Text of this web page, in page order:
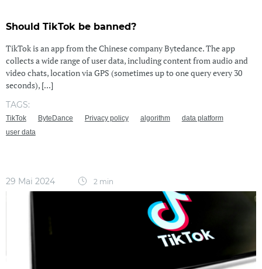
Should TikTok be banned?
TikTok is an app from the Chinese company Bytedance. The app
collects a wide range of user data, including content from audio and
video chats, location via GPS (sometimes up to one query every 30
seconds), [...]
TAGS:
TikTok ByteDance Privacy policy algorithm
data platform
user data
29 Mai 2024 2 min